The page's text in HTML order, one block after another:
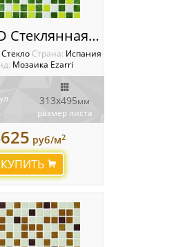
25011-D Стеклянная мозаика Ezarri Mix
Стекло Cтрана: Испания
Мозаика Ezarri
313x495мм
размер листа
руб/м2
КУПИТЬ